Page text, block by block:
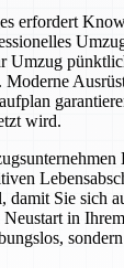
erfordert
Umzug
wird.
damit Sie sich
in